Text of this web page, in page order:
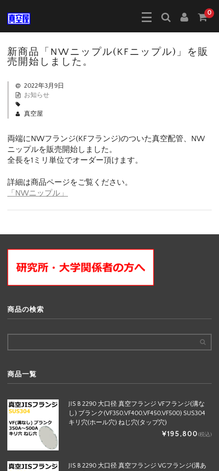
0
新商品「NWニップル(KFニップル)」を販
売開始しました。
2022年3月9日
お知らせ
真空屋
両端にNWフランジ(KFフランジ)のついた真空配管、NW
ニップルを販売開始しました。
全長を1ミリ単位でオーダー頂けます。
詳細は商品ページをご覧ください。
「NWニップル」
商品の検索
商品一覧
JIS B 2290 大口径 真空フランジ VFフランジ(溝な
し) ブランク(VF350,VF400,VF450,VF500) SUS304
キリ穴(ホール穴) ねじ穴(タップ穴)
¥195,800(税込)
JIS B 2290 大口径 真空フランジ VGフランジ(溝あ